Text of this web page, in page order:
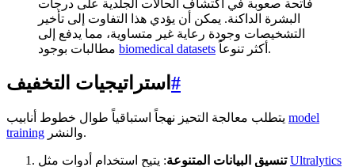
فاتحة صعوبة في اكتشاف الحالات الجلدية على درجات
البشرة الداكنة. يمكن أن يؤدي هذا التفاوت إلى تأخير
التشخيصات وجودة رعاية غير متساوية، مما يدفع إلى
biomedical datasets أكثر تنوعاً.
استراتيجيات التخفيف #
model
training
والنشر.
تنسيق البيانات المتنوعة: يتيح استخدام أدوات مثلUltralytics